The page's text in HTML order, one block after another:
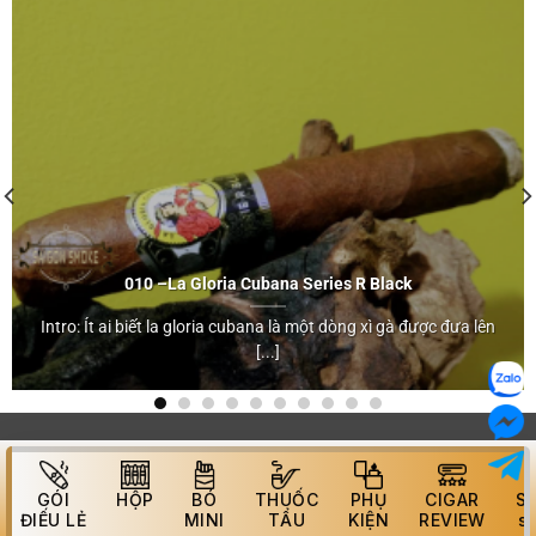
La Gloria
Cubana Series R
Black
">
010 –La GloriaCubana Series RBlack
Intro: Ít ai biết la gloria cubana là một dòng xì gà được đưa lên
[...]
GÓI
ĐIẾU LẺ
HỘP
BÓ
MINI
THUỐC
TẨU
PHỤ
KIỆN
CIGAR
REVIEW